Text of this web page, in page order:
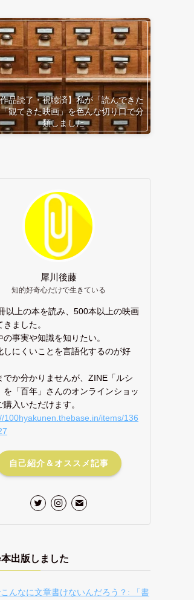
作品読了・視聴済】私が「読んできた
観てきた映画」を色んな切り口で分
類しました
犀川後藤
知的好奇心だけで生きている
以上の本を読み、500本以上の映画
きました。
の事実や知識を知りたい。
しにくいことを言語化するのが好
でか分かりませんが、ZINE「ルシ
を「百年」さんのオンラインショッ
購入いただけます。
100hyakunen.thebase.in/items/136
自己紹介＆オススメ記事
出版しました
んなに文章書けないんだろう？: 「書